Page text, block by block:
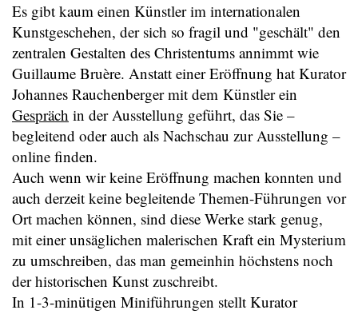
Es gibt kaum einen Künstler im internationalen
Kunstgeschehen, der sich so fragil und "geschält" den
zentralen Gestalten des Christentums annimmt wie
Guillaume Bruère. Anstatt einer Eröffnung hat Kurator
Johannes Rauchenberger mit dem Künstler ein
Gespräch in der Ausstellung geführt, das Sie –
begleitend oder auch als Nachschau zur Ausstellung –
online finden.
Auch wenn wir keine Eröffnung machen konnten und
auch derzeit keine begleitende Themen-Führungen vor
Ort machen können, sind diese Werke stark genug,
mit einer unsäglichen malerischen Kraft ein Mysterium
zu umschreiben, das man gemeinhin höchstens noch
der historischen Kunst zuschreibt.
In 1-3-minütigen Miniführungen stellt Kurator